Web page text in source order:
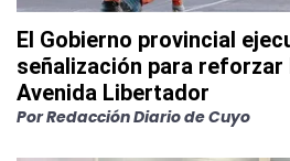
El Gobierno provincial
señalización para reforzar
Avenida Libertador
PorRedacción Diario de Cuyo